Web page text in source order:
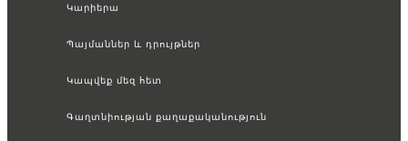
Կարիերա
Պայմաններ և դրույթներ
Կապվեք մեզ հետ
Գաղտնիության քաղաքականություն